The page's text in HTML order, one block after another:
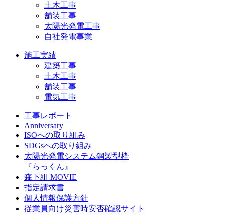
土木工事
舗装工事
太陽光発電工事
自社発電事業
施工実績
建築工事
土木工事
舗装工事
電気工事
工事レポート
Anniversary
ISOへの取り組み
SDGsへの取り組み
太陽光発電システム鋼製型枠
『らっくん』
森下組 MOVIE
指定請求書
個人情報保護方針
従業員向け災害時安否確認サイト